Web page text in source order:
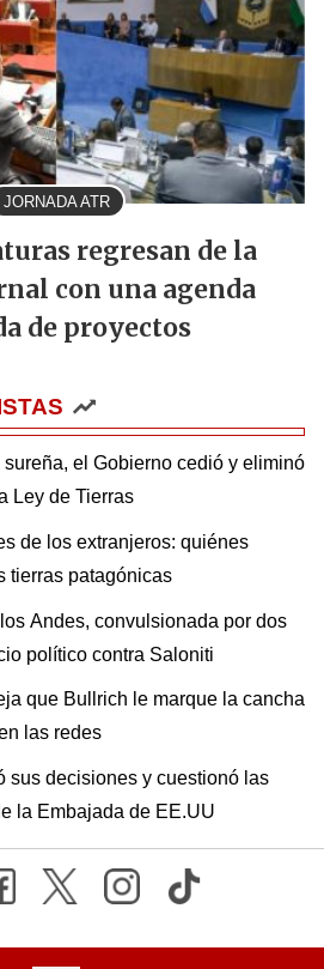
JORNADA ATR
regresan de la
con una agenda
de proyectos
el Gobierno cedió y eliminó
Ley de Tierras
de los extranjeros: quiénes
tierras patagónicas
Andes, convulsionada por dos
político contra Saloniti
que Bullrich le marque la cancha
las redes
sus decisiones y cuestionó las
la Embajada de EE.UU